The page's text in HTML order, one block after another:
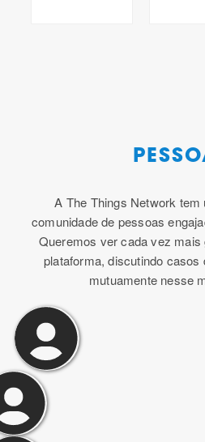
A The Things Network
comunidade de pessoas
Queremos ver cada vez
plataforma, discutindo casos
mutuamente nesse